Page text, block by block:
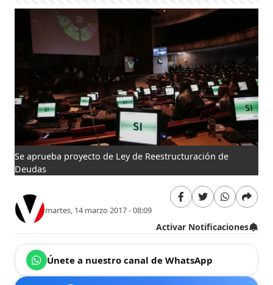
Se aprueba proyecto de Ley de Reestructuración de
Deudas
martes, 14 marzo 2017 - 08:09
Activar Notificaciones
Únete a nuestro canal de WhatsApp